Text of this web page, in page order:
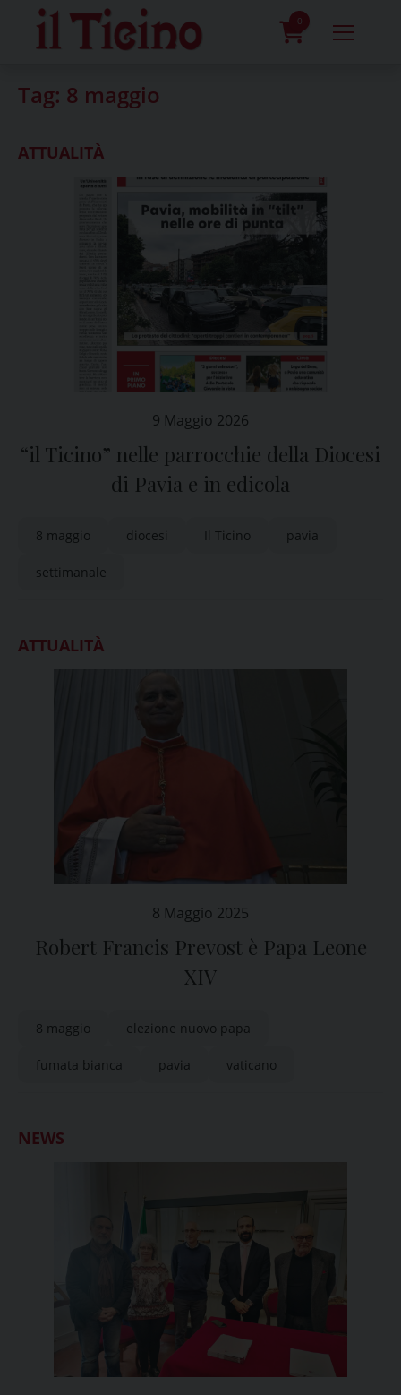
content
0
Tag: 8 maggio
ATTUALITÀ
9 Maggio 2026
“il Ticino” nelle parrocchie della Diocesi
di Pavia e in edicola
8 maggio diocesi Il Ticino pavia
settimanale
ATTUALITÀ
8 Maggio 2025
Robert Francis Prevost è Papa Leone
XIV
8 maggio elezione nuovo papa
fumata bianca pavia vaticano
NEWS